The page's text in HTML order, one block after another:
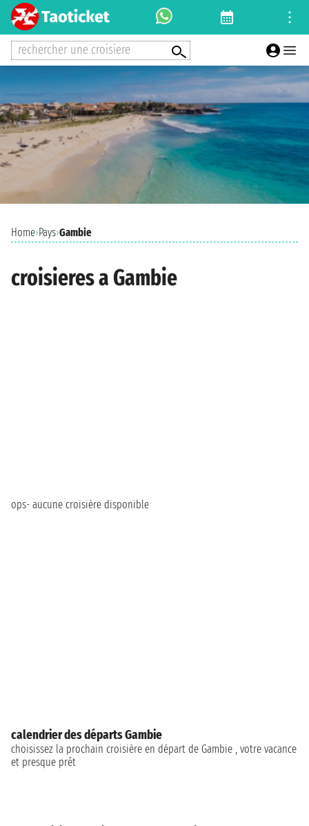
rechercher une croisiere
Home›Pays›Gambie
croisieres a Gambie
ops- aucune croisière disponible
calendrier des départs Gambie
choisissez la prochain croisière en départ de Gambie , votre vacance
et presque prêt